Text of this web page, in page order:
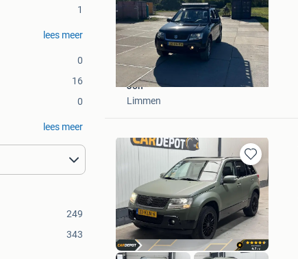
1
lees meer
0
16
0
lees meer
249
343
Jon
Limmen
Bewaren
in
Mijn
Favorieten